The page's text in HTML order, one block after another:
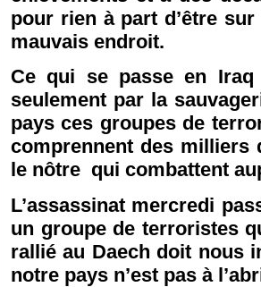
pour rien à part d’être
mauvais endroit.
Ce qui se passe en
seulement par la
pays ces groupes de
comprennent des milliers
le nôtre qui combattent
L’assassinat mercredi
un groupe de terroristes
rallié au Daech doit nous
notre pays n’est pas à